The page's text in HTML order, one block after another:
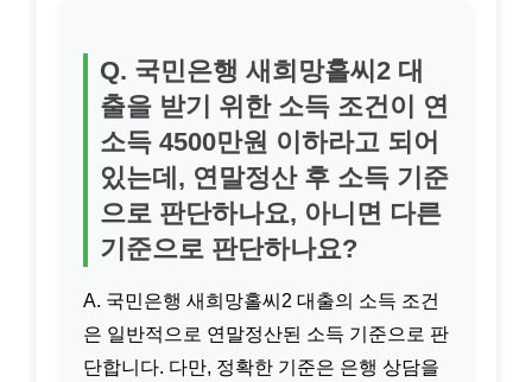
Q. 국민은행 새희망홀씨2 대
출을 받기 위한 소득 조건이 연
소득 4500만원 이하라고 되어
있는데, 연말정산 후 소득 기준
으로 판단하나요, 아니면 다른
기준으로 판단하나요?
A. 국민은행 새희망홀씨2 대출의 소득 조건
은 일반적으로 연말정산된 소득 기준으로 판
단합니다. 다만, 정확한 기준은 은행 상담을